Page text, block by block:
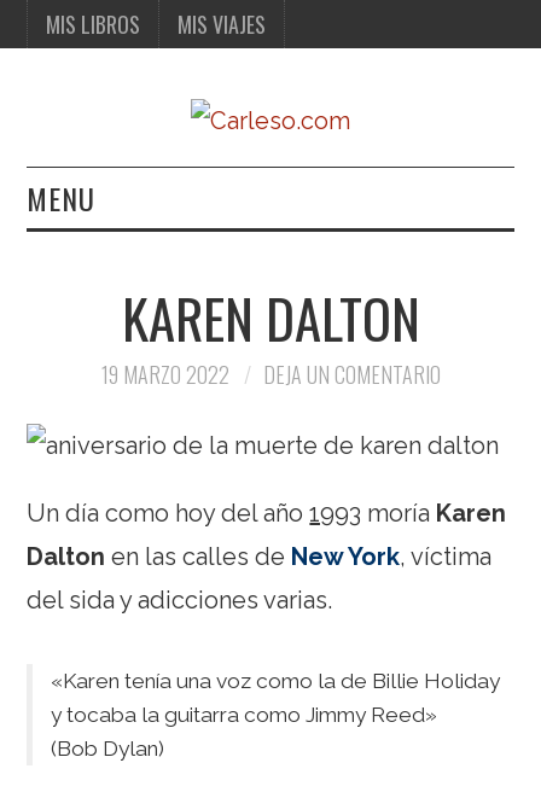
MIS LIBROS MIS VIAJES
MENU
MIS VIAJES
KAREN DALTON
19 MARZO 2022 DEJA UN COMENTARIO
Un día como hoy del año1993 moría Karen
Dalton en las calles de New York, víctima
del sida y adicciones varias.
«Karen tenía una voz como la de Billie Holiday
y tocaba la guitarra como Jimmy Reed»
(Bob Dylan)